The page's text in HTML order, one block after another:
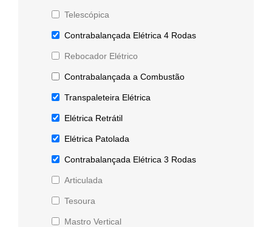
Telescópica
Contrabalançada Elétrica 4 Rodas
Rebocador Elétrico
Contrabalançada a Combustão
Transpaleteira Elétrica
Elétrica Retrátil
Elétrica Patolada
Contrabalançada Elétrica 3 Rodas
Articulada
Tesoura
Mastro Vertical